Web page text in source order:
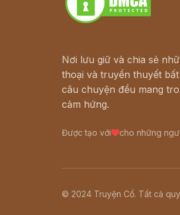
Nơi lưu giữ và chia sẻ
thoại và truyền thuyết
câu chuyện đều mang
cảm hứng.
Được tạo với cho những
© 2024 Truyện Cổ. Tất cả